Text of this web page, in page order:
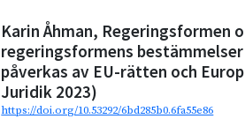
Karin Åhman, Regeringsformen
regeringsformens
påverkas av EU-rätten och
Juridik 2023)
https://doi.org/10.53292/6bd285b0.6fa55e86